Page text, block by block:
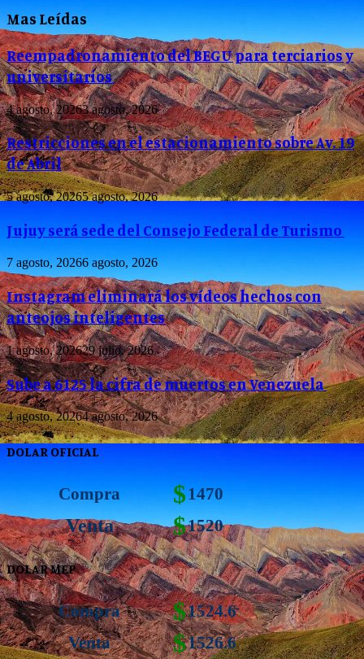
Mas Leídas
Reempadronamiento del BEGU para terciarios y
universitarios
4 agosto, 20263 agosto, 2026
Restricciones en el estacionamiento sobre Av. 19
de Abril
5 agosto, 20265 agosto, 2026
Jujuy será sede del Consejo Federal de Turismo
7 agosto, 20266 agosto, 2026
Instagram eliminará los vídeos hechos con
anteojos inteligentes
1 agosto, 202629 julio, 2026
Sube a 6125 la cifra de muertos en Venezuela
4 agosto, 20264 agosto, 2026
DOLAR OFICIAL
Compra $1470
Venta $1520
DOLAR MEP
Compra $1524.6
Venta
$1526.6